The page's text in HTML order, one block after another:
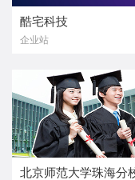
酷宅科技
企业站
北京师范大学珠海分